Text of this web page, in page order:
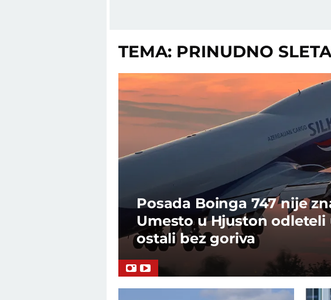
TEMA: PRINUDNO
Posada Boinga 747 nije
Umesto u Hjuston odleteli
ostali bez goriva